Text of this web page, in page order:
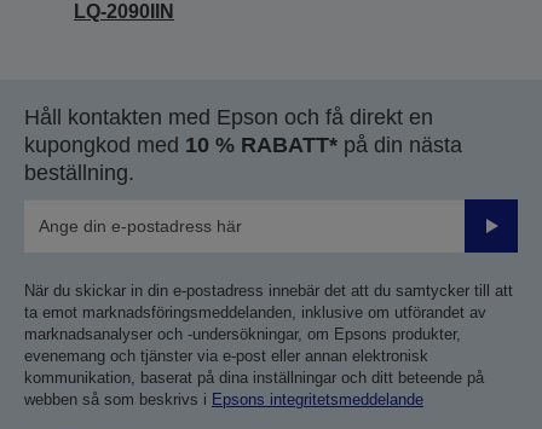
LQ-2090IIN
Håll kontakten med Epson och få direkt en
kupongkod med 10 % RABATT* på din nästa
beställning.
Skicka
När du skickar in din e-postadress innebär det att du samtycker till att
ta emot marknadsföringsmeddelanden, inklusive om utförandet av
marknadsanalyser och -undersökningar, om Epsons produkter,
evenemang och tjänster via e-post eller annan elektronisk
kommunikation, baserat på dina inställningar och ditt beteende på
webben så som beskrivs i Epsons integritetsmeddelande